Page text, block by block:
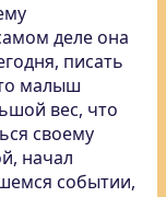
деле она
писать
малыш
вес, что
своему
начал
событии,